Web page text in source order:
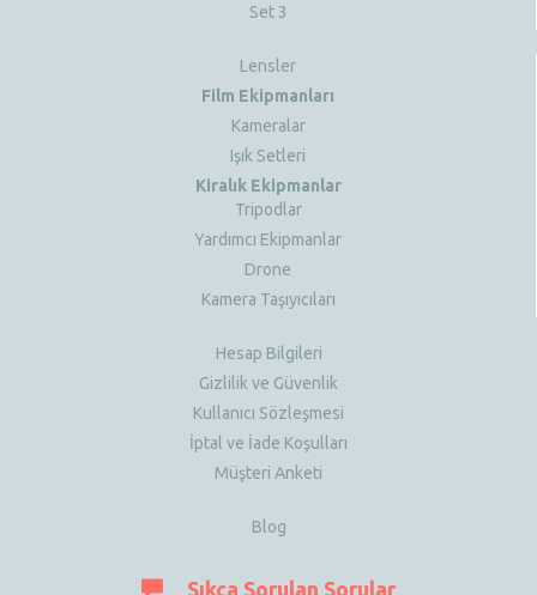
Set 3
Lensler
Film Ekipmanları
Kameralar
Işık Setleri
Kiralık Ekipmanlar
Tripodlar
Yardımcı Ekipmanlar
Drone
Kamera Taşıyıcıları
Hesap Bilgileri
Gizlilik ve Güvenlik
Kullanıcı Sözleşmesi
İptal ve İade Koşulları
Müşteri Anketi
Blog
Sıkça Sorulan Sorular